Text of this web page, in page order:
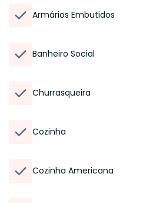
Armários Embutidos
Banheiro Social
Churrasqueira
Cozinha
Cozinha Americana